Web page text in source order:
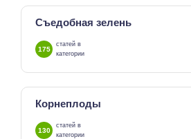
Съедобная зелень
175
статей в
категории
Корнеплоды
130
статей в
категории